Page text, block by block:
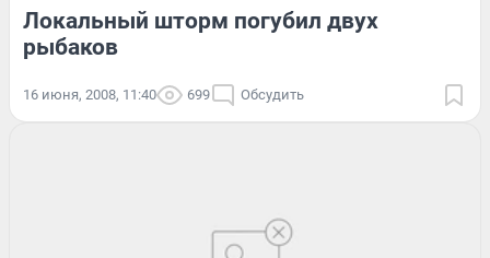
Локальный шторм погубил двух
рыбаков
16 июня, 2008, 11:40 699 Обсудить